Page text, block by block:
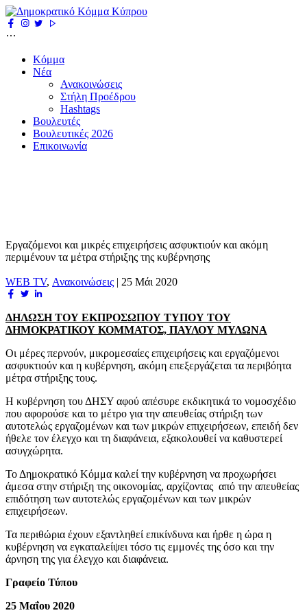
Κόμμα
Νέα
Ανακοινώσεις
Στήλη Προέδρου
Hashtags
Βουλευτές
Βουλευτικές 2026
Επικοινωνία
Εργαζόμενοι και μικρές επιχειρήσεις ασφυκτιούν και ακόμη
περιμένουν τα μέτρα στήριξης της κυβέρνησης
WEB TV, Ανακοινώσεις | 25 Μάι 2020
ΔΗΛΩΣΗ ΤΟΥ ΕΚΠΡΟΣΩΠΟΥ ΤΥΠΟΥ ΤΟΥ
ΔΗΜΟΚΡΑΤΙΚΟΥ ΚΟΜΜΑΤΟΣ, ΠΑΥΛΟΥ ΜΥΛΩΝΑ
Οι μέρες περνούν, μικρομεσαίες επιχειρήσεις και εργαζόμενοι
ασφυκτιούν και η κυβέρνηση, ακόμη επεξεργάζεται τα περιβόητα
μέτρα στήριξης τους.
Η κυβέρνηση του ΔΗΣΥ αφού απέσυρε εκδικητικά το νομοσχέδιο
που αφορούσε και το μέτρο για την απευθείας στήριξη των
αυτοτελώς εργαζομένων και των μικρών επιχειρήσεων, επειδή δεν
ήθελε τον έλεγχο και τη διαφάνεια, εξακολουθεί να καθυστερεί
ασυγχώρητα.
Το Δημοκρατικό Κόμμα καλεί την κυβέρνηση να προχωρήσει
άμεσα στην στήριξη της οικονομίας, αρχίζοντας από την απευθείας
επιδότηση των αυτοτελώς εργαζομένων και των μικρών
επιχειρήσεων.
Τα περιθώρια έχουν εξαντληθεί επικίνδυνα και ήρθε η ώρα η
κυβέρνηση να εγκαταλείψει τόσο τις εμμονές της όσο και την
άρνηση της για έλεγχο και διαφάνεια.
Γραφείο Τύπου
25 Μαΐου 2020